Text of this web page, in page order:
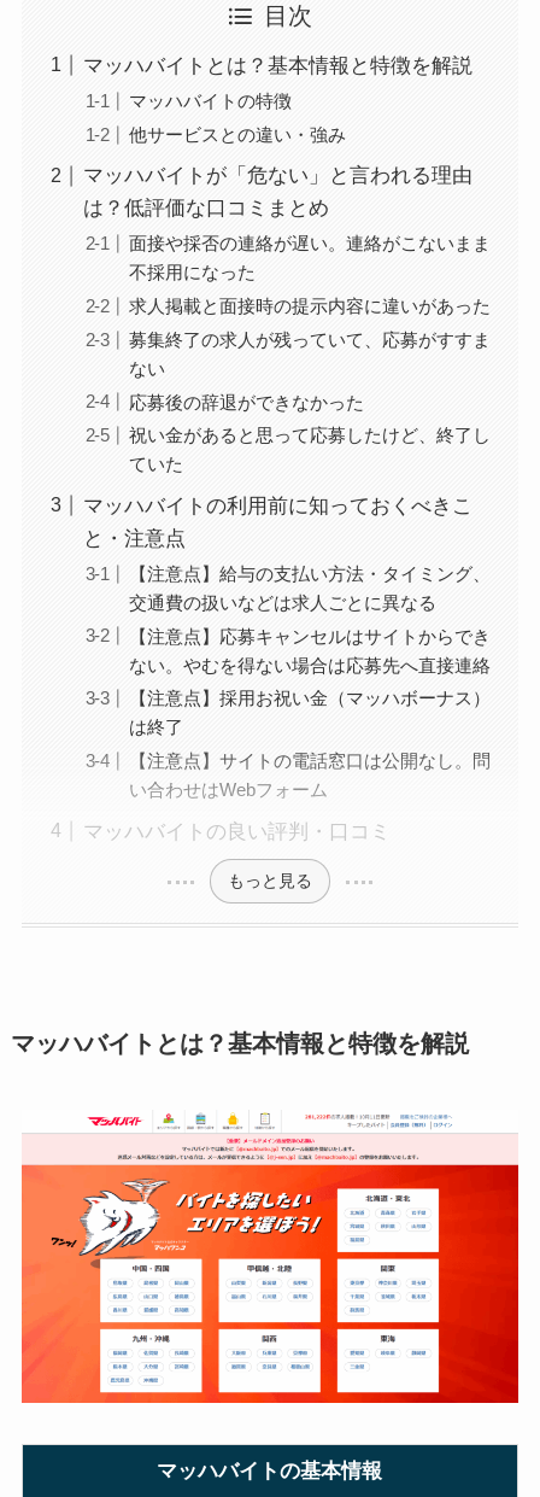
目次
マッハバイトとは？基本情報と特徴を解説
マッハバイトの特徴
他サービスとの違い・強み
マッハバイトが「危ない」と言われる理由
は？低評価な口コミまとめ
面接や採否の連絡が遅い。連絡がこないまま
不採用になった
求人掲載と面接時の提示内容に違いがあった
募集終了の求人が残っていて、応募がすすま
ない
応募後の辞退ができなかった
祝い金があると思って応募したけど、終了し
ていた
マッハバイトの利用前に知っておくべきこ
と・注意点
【注意点】給与の支払い方法・タイミング、
交通費の扱いなどは求人ごとに異なる
【注意点】応募キャンセルはサイトからでき
ない。やむを得ない場合は応募先へ直接連絡
【注意点】採用お祝い金（マッハボーナス）
は終了
【注意点】サイトの電話窓口は公開なし。問
い合わせはWebフォーム
マッハバイトの良い評判・口コミ
もっと見る
マッハバイトとは？基本情報と特徴を解説
マッハバイトの基本情報